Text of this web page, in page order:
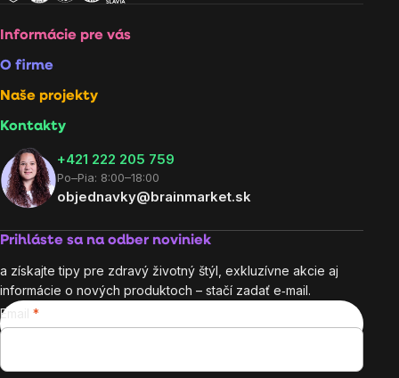
Informácie pre vás
O firme
Naše projekty
Kontakty
+421 222 205 759
Po–Pia: 8:00–18:00
objednavky@brainmarket.sk
Prihláste sa na odber noviniek
a získajte tipy pre zdravý životný štýl, exkluzívne akcie aj
informácie o nových produktoch – stačí zadať e‑mail.
Email